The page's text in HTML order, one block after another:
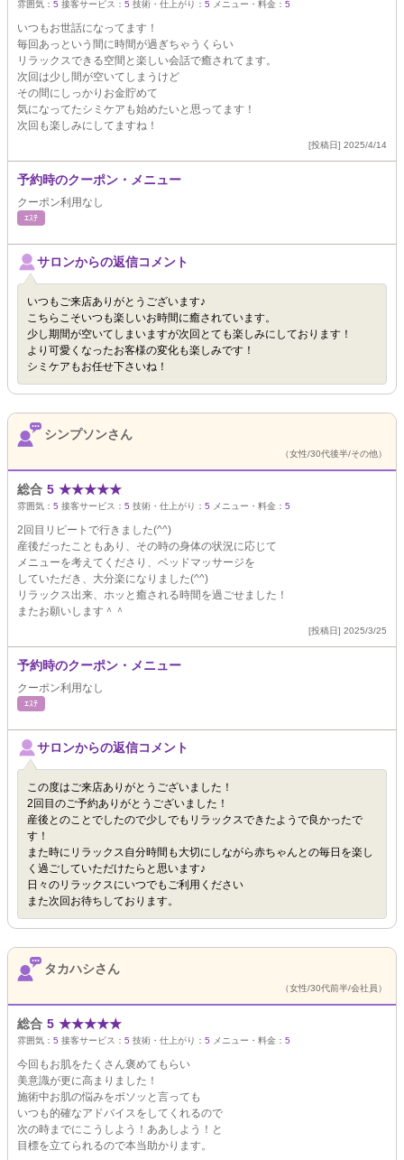
雰囲気： 5 接客サービス： 5 技術・仕上がり： 5 メニュー・料金： 5
いつもお世話になってます！
毎回あっという間に時間が過ぎちゃうくらい
リラックスできる空間と楽しい会話で癒されてます。
次回は少し間が空いてしまうけど
その間にしっかりお金貯めて
気になってたシミケアも始めたいと思ってます！
次回も楽しみにしてますね！
[投稿日] 2025/4/14
予約時のクーポン・メニュー
クーポン利用なし
ｴｽﾃ
サロンからの返信コメント
いつもご来店ありがとうございます♪
こちらこそいつも楽しいお時間に癒されています。
少し期間が空いてしまいますが次回とても楽しみにしております！
より可愛くなったお客様の変化も楽しみです！
シミケアもお任せ下さいね！
シンプソンさん
（女性/30代後半/その他）
総合 5 ★★★★★
雰囲気： 5 接客サービス： 5 技術・仕上がり： 5 メニュー・料金： 5
2回目リピートで行きました(^^)
産後だったこともあり、その時の身体の状況に応じて
メニューを考えてくださり、ベッドマッサージを
していただき、大分楽になりました(^^)
リラックス出来、ホッと癒される時間を過ごせました！
またお願いします＾＾
[投稿日] 2025/3/25
予約時のクーポン・メニュー
クーポン利用なし
ｴｽﾃ
サロンからの返信コメント
この度はご来店ありがとうございました！
2回目のご予約ありがとうございました！
産後とのことでしたので少しでもリラックスできたようで良かったで
す！
また時にリラックス自分時間も大切にしながら赤ちゃんとの毎日を楽し
く過ごしていただけたらと思います♪
日々のリラックスにいつでもご利用ください
また次回お待ちしております。
タカハシさん
（女性/30代前半/会社員）
総合 5 ★★★★★
雰囲気： 5 接客サービス： 5 技術・仕上がり： 5 メニュー・料金： 5
今回もお肌をたくさん褒めてもらい
美意識が更に高まりました！
施術中お肌の悩みをボソッと言っても
いつも的確なアドバイスをしてくれるので
次の時までにこうしよう！ああしよう！と
目標を立てられるので本当助かります。